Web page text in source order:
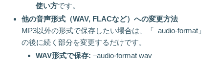
使い方です。
他の音声形式（WAV, FLACなど）への変更方法
MP3以外の形式で保存したい場合は、「–audio-format」
の後に続く部分を変更するだけです。
WAV形式で保存: –audio-format wav